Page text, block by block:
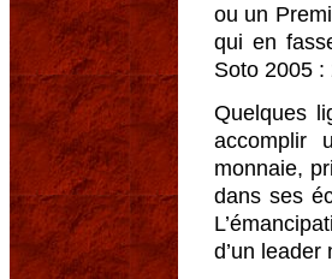
ou un
qui en
Soto 2005 :
Quelques
accomplir
monnaie,
dans ses
d’un